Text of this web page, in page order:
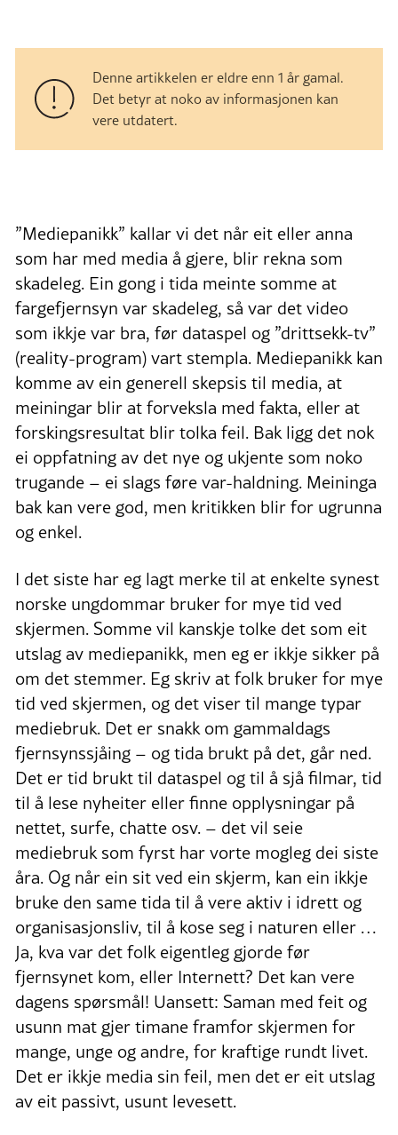
Denne artikkelen er eldre enn 1 år gamal.
Det betyr at noko av informasjonen kan
vere utdatert.
”Mediepanikk” kallar vi det når eit eller anna
som har med media å gjere, blir rekna som
skadeleg. Ein gong i tida meinte somme at
fargefjernsyn var skadeleg, så var det video
som ikkje var bra, før dataspel og ”drittsekk-tv”
(reality-program) vart stempla. Mediepanikk kan
komme av ein generell skepsis til media, at
meiningar blir at forveksla med fakta, eller at
forskingsresultat blir tolka feil. Bak ligg det nok
ei oppfatning av det nye og ukjente som noko
trugande – ei slags føre var-haldning. Meininga
bak kan vere god, men kritikken blir for ugrunna
og enkel.
I det siste har eg lagt merke til at enkelte synest
norske ungdommar bruker for mye tid ved
skjermen. Somme vil kanskje tolke det som eit
utslag av mediepanikk, men eg er ikkje sikker på
om det stemmer. Eg skriv at folk bruker for mye
tid ved skjermen, og det viser til mange typar
mediebruk. Det er snakk om gammaldags
fjernsynssjåing – og tida brukt på det, går ned.
Det er tid brukt til dataspel og til å sjå filmar, tid
til å lese nyheiter eller finne opplysningar på
nettet, surfe, chatte osv. – det vil seie
mediebruk som fyrst har vorte mogleg dei siste
åra. Og når ein sit ved ein skjerm, kan ein ikkje
bruke den same tida til å vere aktiv i idrett og
organisasjonsliv, til å kose seg i naturen eller …
Ja, kva var det folk eigentleg gjorde før
fjernsynet kom, eller Internett? Det kan vere
dagens spørsmål! Uansett: Saman med feit og
usunn mat gjer timane framfor skjermen for
mange, unge og andre, for kraftige rundt livet.
Det er ikkje media sin feil, men det er eit utslag
av eit passivt, usunt levesett.